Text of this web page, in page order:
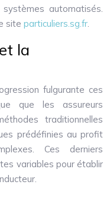
automatisés.
site particuliers.sg.fr.
la
fulgurante ces
que les assureurs
traditionnelles
prédéfinies au profit
Ces derniers
variables pour établir